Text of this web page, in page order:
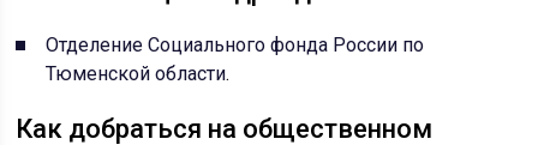
Отделение Социального фонда России по
Тюменской области.
Как добраться на общественном